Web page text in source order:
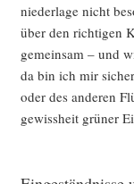
nie­der­la­ge nicht
über den rich­ti­gen
gemein­sam – und
da bin ich mir
oder des ande­ren
ge­wiss­heit grü­ner